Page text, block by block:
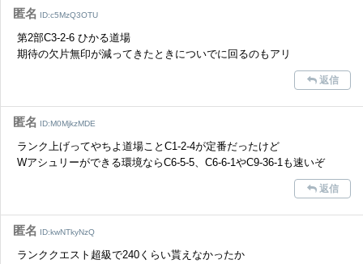
せていただきます。ご了承ください。
さい。
また、過度な利用規約の違反や、弊社に損害の及ぶ内容の書き込みがあ
った場合は、法的措置をとらせていただく場合もございますので、あら
匿名 ID:c5MzQ3OTU
第2部C3-2-6 ひかる道場
期待の欠片無印が減ってきたときについでに回るのもアリ
返信
匿名 ID:M0MjkzMDE
ランク上げってやちよ道場ことC1-2-4が定番だったけど
Wアシュリーができる環境ならC6-5-5、C6-6-1やC9-36-1も速いぞ
返信
匿名 ID:kwNTkyNzQ
ランククエスト超級で240くらい貰えなかったか